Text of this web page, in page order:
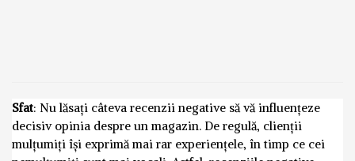
Sfat: Nu lăsați câteva recenzii negative să vă influențeze
decisiv opinia despre un magazin. De regulă, clienții
mulțumiți își exprimă mai rar experiențele, în timp ce cei